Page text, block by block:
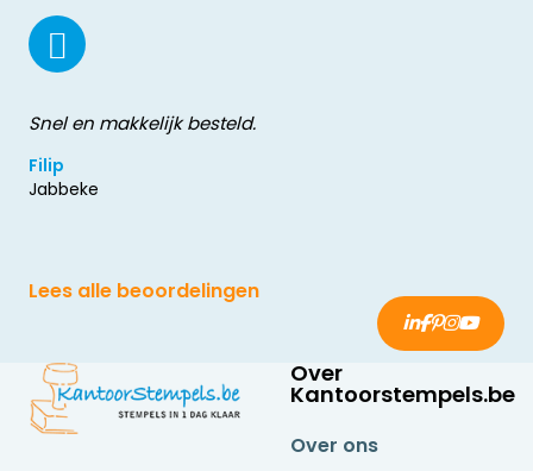
Snel en makkelijk besteld.
Filip
Jabbeke
Lees alle beoordelingen
Over
Kantoorstempels.be
Over ons